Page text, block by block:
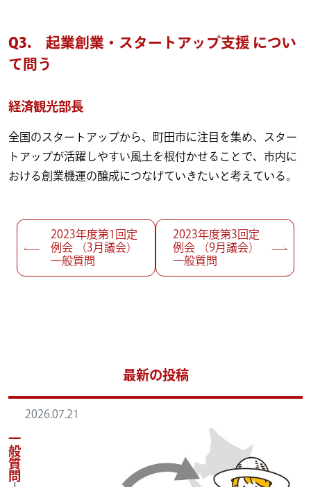
Q3. 起業創業・スタートアップ支援 につい
て問う
経済観光部長
全国のスタートアップから、町田市に注目を集め、スター
トアップが活躍しやすい風土を根付かせることで、市内に
おける創業機運の醸成につなげていきたいと考えている。
投稿ナビゲーション
2023年度第1回定
例会 （3月議会）
一般質問
2023年度第3回定
例会 （9月議会）
一般質問
最新の投稿
2026.07.21
一般質問